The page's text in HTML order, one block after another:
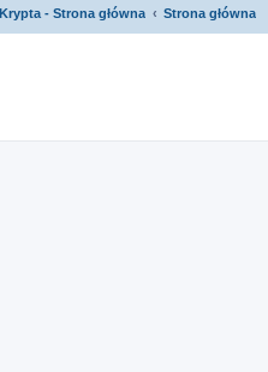
Krypta - Strona główna Strona główna